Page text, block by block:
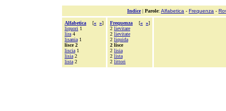
Indice| Parole: Alfabetica - Frequenza -
Alfabetica [« »]
liquori 1
lira 4
lisania 1
lisce 2
liscia 1
lisia 2
lista 2
Frequenza [« »]
2 lievitare
2 lievitate
2 liquida
2 lisce
2 lisia
2 lista
2 littori